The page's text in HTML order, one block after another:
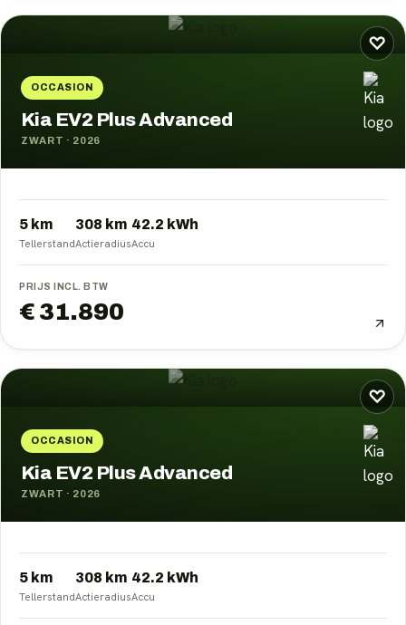
♡
OCCASION
Kia EV2 Plus Advanced
ZWART · 2026
5 km
Tellerstand
308 km
Actieradius
42.2 kWh
Accu
PRIJS INCL. BTW
€ 31.890
♡
OCCASION
Kia EV2 Plus Advanced
ZWART · 2026
5 km
Tellerstand
308 km
Actieradius
42.2 kWh
Accu